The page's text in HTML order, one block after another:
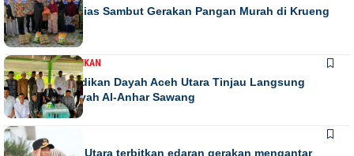
Warga Antusias Sambut Gerakan Pangan Murah di Krueng
Barona Jaya
DAERAHPENDIDIKAN
Kadis Pendidikan Dayah Aceh Utara Tinjau Langsung
Relokasi Dayah Al-Anhar Sawang
DAERAH
Bupati Aceh Utara terbitkan edaran gerakan mengantar